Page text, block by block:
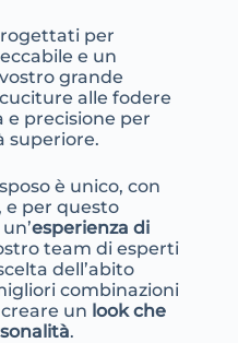
per
e un
grande
alle fodere
e precisione per
superiore.
è unico, con
e per questo
esperienza di
team di esperti
dell’abito
combinazioni
un look che
.